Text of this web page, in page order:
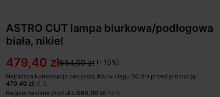
ASTRO CUT lampa biurkowa/podłogowa
biała, nikiel
479,40 zł564,00 zł (- 15%)
Najniższa kombinacja cen produktu w ciągu 30 dni przed promocją:
479,40 zł/ 0 %
Regularna cena produktu564,00 zł/ 15 %